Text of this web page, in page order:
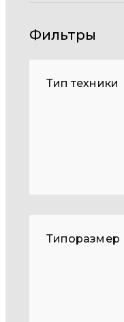
Фильтры
Тип техники
Типоразмер